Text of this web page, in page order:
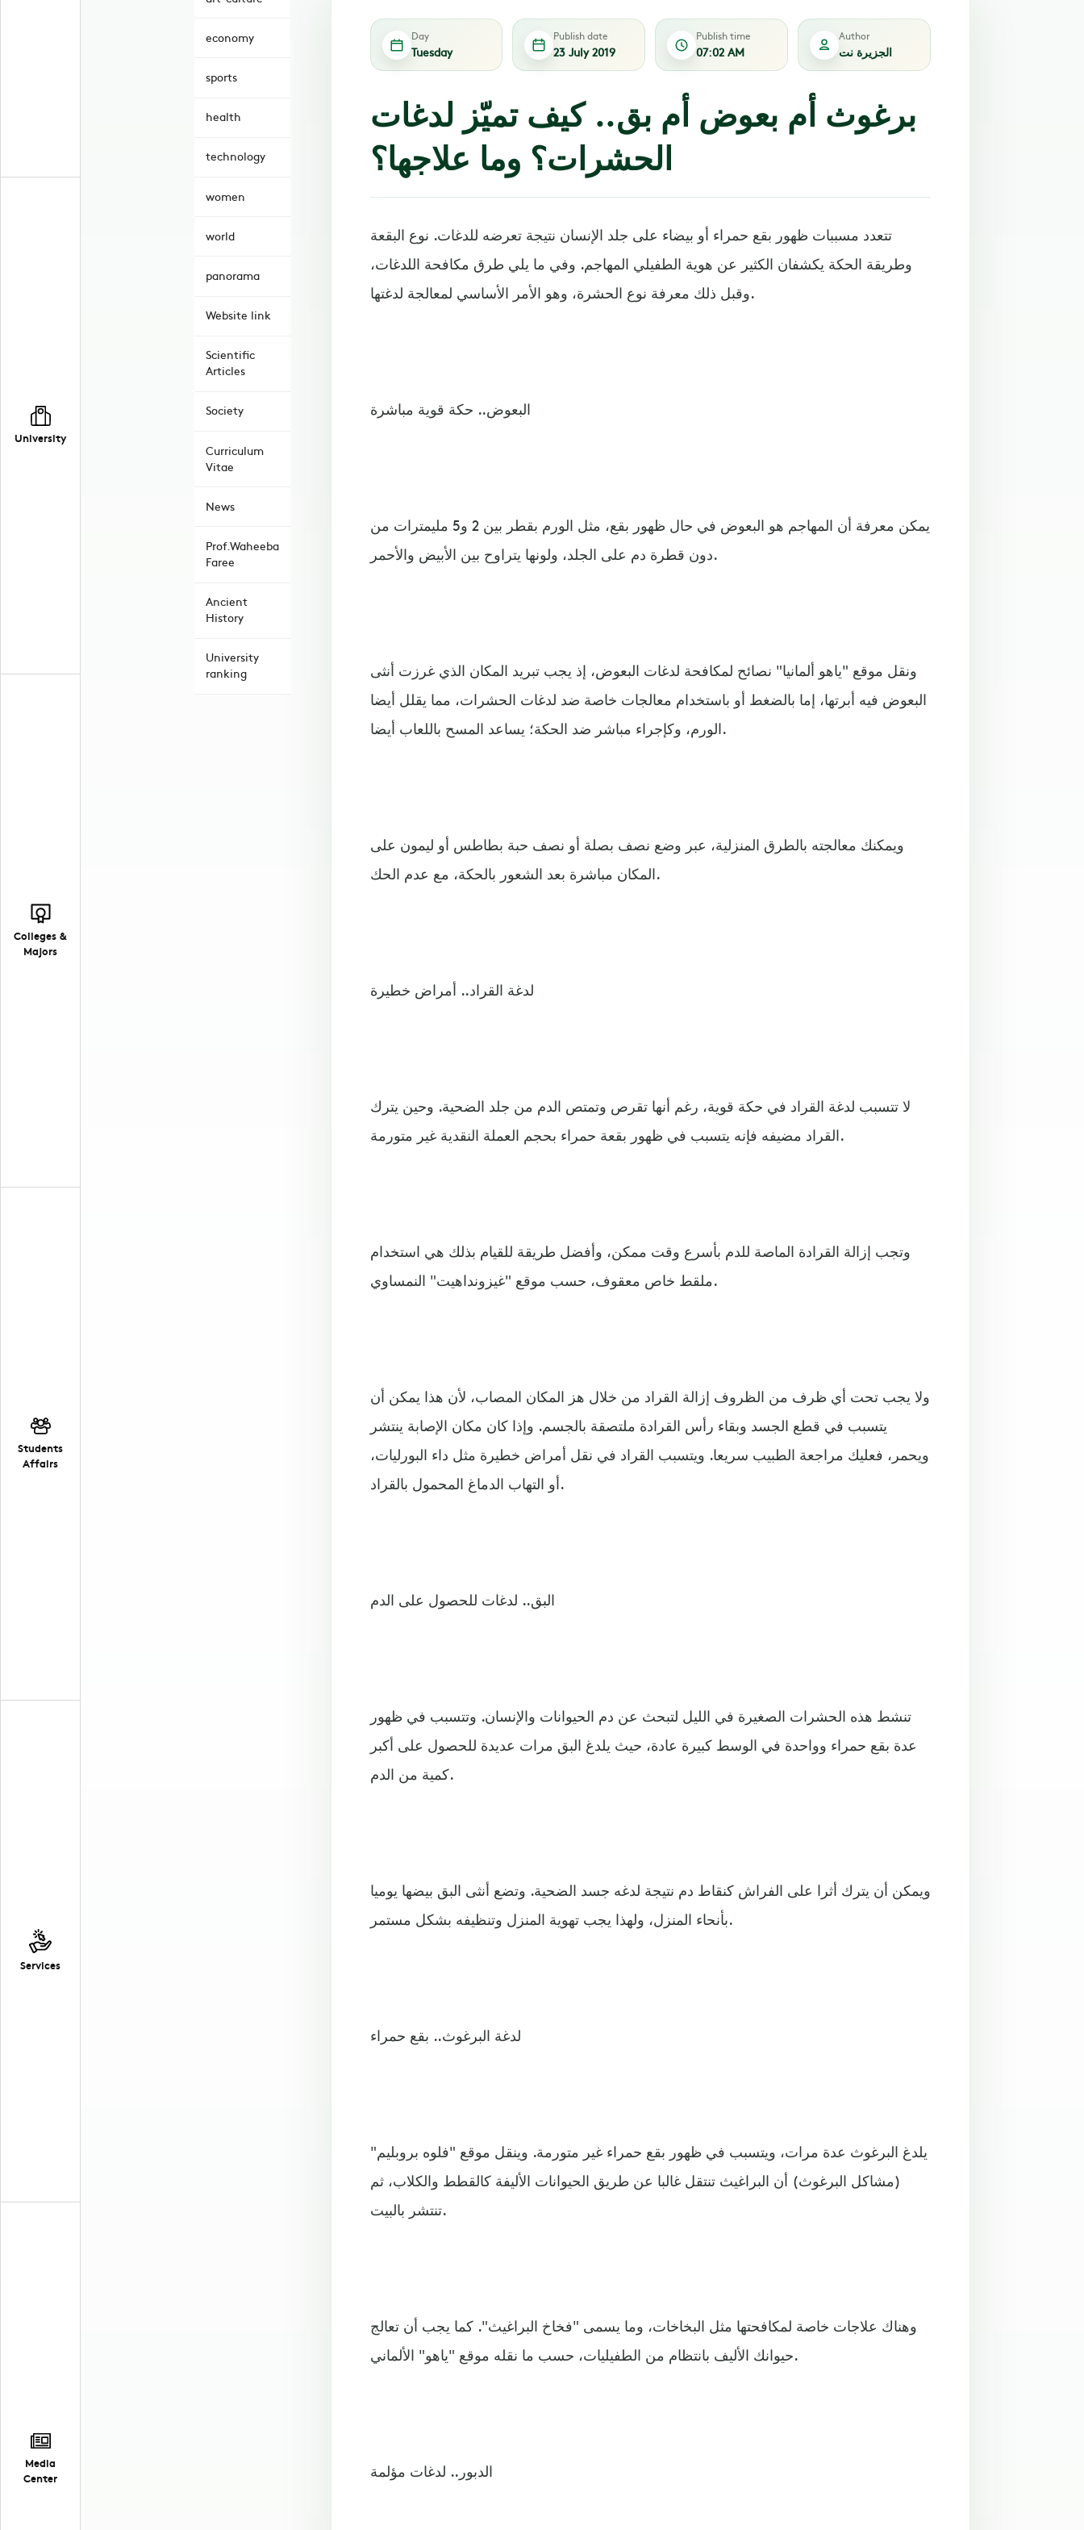
University
Colleges &
Majors
Students
Affairs
Services
Media
Center
economy
sports
health
technology
women
world
panorama
Website link
Scientific
Articles
Society
Curriculum
Vitae
News
Prof.Waheeba
Faree
Ancient
History
University
ranking
Day
Tuesday
Publish date
23 July 2019
Publish time
07:02 AM
Author
الجزيرة نت
برغوث أم بعوض أم بق.. كيف تميّز لدغات
الحشرات؟ وما علاجها؟
تتعدد مسببات ظهور بقع حمراء أو بيضاء على جلد الإنسان نتيجة تعرضه للدغات. نوع البقعة
وطريقة الحكة يكشفان الكثير عن هوية الطفيلي المهاجم. وفي ما يلي طرق مكافحة اللدغات،
وقبل ذلك معرفة نوع الحشرة، وهو الأمر الأساسي لمعالجة لدغتها.
البعوض.. حكة قوية مباشرة
يمكن معرفة أن المهاجم هو البعوض في حال ظهور بقع، مثل الورم بقطر بين 2 و5 مليمترات من
دون قطرة دم على الجلد، ولونها يتراوح بين الأبيض والأحمر.
ونقل موقع "ياهو ألمانيا" نصائح لمكافحة لدغات البعوض، إذ يجب تبريد المكان الذي غرزت أنثى
البعوض فيه أبرتها، إما بالضغط أو باستخدام معالجات خاصة ضد لدغات الحشرات، مما يقلل أيضا
الورم، وكإجراء مباشر ضد الحكة؛ يساعد المسح باللعاب أيضا.
ويمكنك معالجته بالطرق المنزلية، عبر وضع نصف بصلة أو نصف حبة بطاطس أو ليمون على
المكان مباشرة بعد الشعور بالحكة، مع عدم الحك.
لدغة القراد.. أمراض خطيرة
لا تتسبب لدغة القراد في حكة قوية، رغم أنها تقرص وتمتص الدم من جلد الضحية. وحين يترك
القراد مضيفه فإنه يتسبب في ظهور بقعة حمراء بحجم العملة النقدية غير متورمة.
وتجب إزالة القرادة الماصة للدم بأسرع وقت ممكن، وأفضل طريقة للقيام بذلك هي استخدام
ملقط خاص معقوف، حسب موقع "غيزونداهيت" النمساوي.
ولا يجب تحت أي ظرف من الظروف إزالة القراد من خلال هز المكان المصاب، لأن هذا يمكن أن
يتسبب في قطع الجسد وبقاء رأس القرادة ملتصقة بالجسم. وإذا كان مكان الإصابة ينتشر
ويحمر، فعليك مراجعة الطبيب سريعا. ويتسبب القراد في نقل أمراض خطيرة مثل داء البورليات،
أو التهاب الدماغ المحمول بالقراد.
البق.. لدغات للحصول على الدم
تنشط هذه الحشرات الصغيرة في الليل لتبحث عن دم الحيوانات والإنسان. وتتسبب في ظهور
عدة بقع حمراء وواحدة في الوسط كبيرة عادة، حيث يلدغ البق مرات عديدة للحصول على أكبر
كمية من الدم.
ويمكن أن يترك أثرا على الفراش كنقاط دم نتيجة لدغه جسد الضحية. وتضع أنثى البق بيضها يوميا
بأنحاء المنزل، ولهذا يجب تهوية المنزل وتنظيفه بشكل مستمر.
لدغة البرغوث.. بقع حمراء
يلدغ البرغوث عدة مرات، ويتسبب في ظهور بقع حمراء غير متورمة. وينقل موقع "فلوه بروبليم"
(مشاكل البرغوث) أن البراغيث تنتقل غالبا عن طريق الحيوانات الأليفة كالقطط والكلاب، ثم
تنتشر بالبيت.
وهناك علاجات خاصة لمكافحتها مثل البخاخات، وما يسمى "فخاخ البراغيث". كما يجب أن تعالج
حيوانك الأليف بانتظام من الطفيليات، حسب ما نقله موقع "ياهو" الألماني.
الدبور.. لدغات مؤلمة